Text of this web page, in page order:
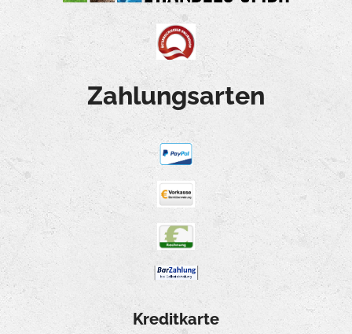
Zahlungsarten
Kreditkarte